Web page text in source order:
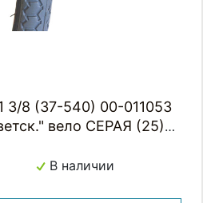
вело СЕРАЯ (25)
В наличии